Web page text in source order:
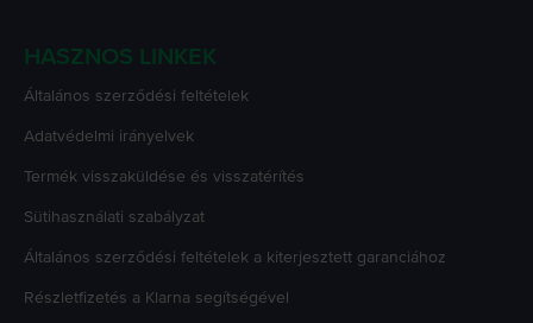
HASZNOS LINKEK
Általános szerződési feltételek
Adatvédelmi irányelvek
Termék visszaküldése és visszatérítés
Sütihasználati szabályzat
Általános szerződési feltételek a kiterjesztett garanciához
Részletfizetés a Klarna segítségével